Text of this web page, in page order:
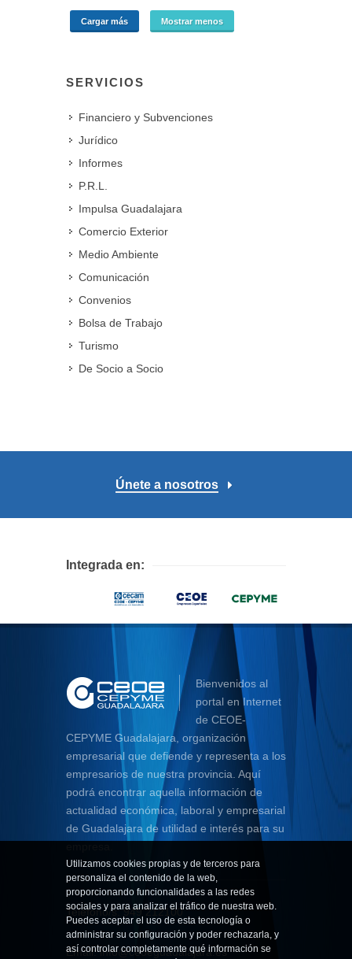
Cargar más Mostrar menos
SERVICIOS
Financiero y Subvenciones
Jurídico
Informes
P.R.L.
Impulsa Guadalajara
Comercio Exterior
Medio Ambiente
Comunicación
Convenios
Bolsa de Trabajo
Turismo
De Socio a Socio
Únete a nosotros
Integrada en:
Bienvenidos al
portal en Internet
de CEOE-
CEPYME Guadalajara, organización
empresarial que defiende y representa a los
empresarios de nuestra provincia. Aquí
podrá encontrar aquella información de
actualidad económica, laboral y empresarial
de Guadalajara de utilidad e interés para su
Teléfono/s:949 212100
Email:info@ceoeguadalajara.es
Utilizamos cookies propias y de terceros para
personaliza el contenido de la web,
proporcionando funcionalidades a las redes
sociales y para analizar el tráfico de nuestra web.
Puedes aceptar el uso de esta tecnología o
administrar su configuración y poder rechazarla, y
así controlar completamente qué información se